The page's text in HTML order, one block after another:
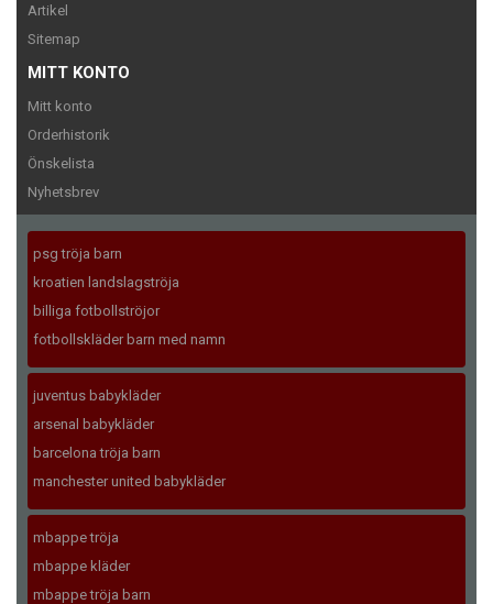
Artikel
Sitemap
MITT KONTO
Mitt konto
Orderhistorik
Önskelista
Nyhetsbrev
psg tröja barn
kroatien landslagströja
billiga fotbollströjor
fotbollskläder barn med namn
juventus babykläder
arsenal babykläder
barcelona tröja barn
manchester united babykläder
mbappe tröja
mbappe kläder
mbappe tröja barn